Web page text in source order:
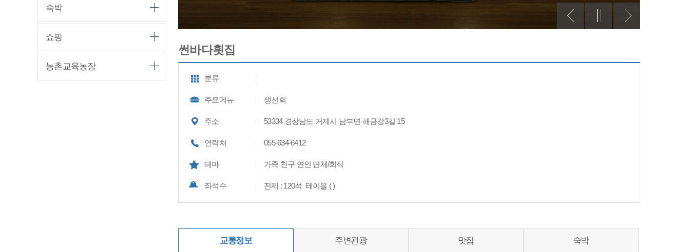
숙박
쇼핑
농촌교육농장
썬바다횟집
분류
주요메뉴 생선회
주소 53334 경상남도 거제시 남부면 해금강3길 15
연락처 055-634-6412
테마 가족 친구 연인 단체/회식
좌석수 전제 : 120석 테이블 ( )
교통정보 주변관광 맛집 숙박